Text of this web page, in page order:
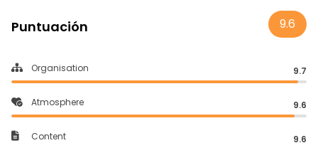
Puntuación 9.6
Organisation 9.7
Atmosphere 9.6
Content 9.6